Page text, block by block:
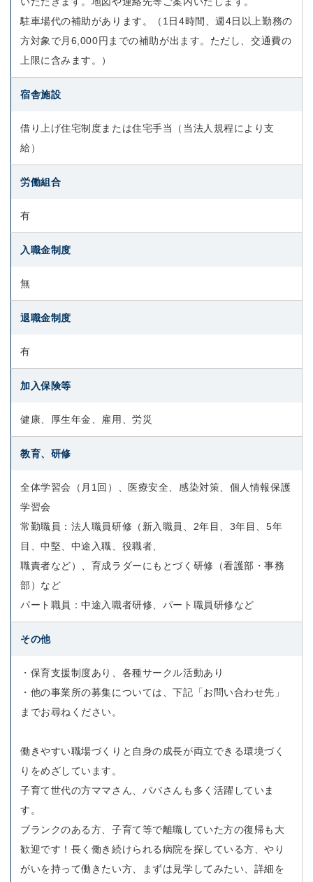
駐車場代の補助があります。（1日4時間、週4日以上勤務の
方対象で月6,000円までの補助が出ます。ただし、交通費の
上限に含みます。）
宿舎施設
借り上げ住宅制度または住宅手当（当法人規程により支
給）
労働組合
有
入職金制度
無
退職金制度
有
加入保険等
健康、厚生年金、雇用、労災
教育、研修
全体学習会（月1回）、医療安全、感染対策、個人情報保護
学習会
常勤職員：法人職員研修（新入職員、2年目、3年目、5年
目、中堅、中途入職、役職者、
職責者など）、育成ラダーにもとづく研修（看護部・事務
部）など
パート職員：中途入職者研修、パート職員研修など
その他
・保育支援制度あり、各種サークル活動あり
・他の事業所の募集については、下記「お問い合わせ先」
までお尋ねください。
働きやすい職場づくりと自身の成長が両立できる環境づく
りをめざしています。
子育て世代の方ママさん、パパさんも多く活躍していま
す。
ブランクのある方、子育て等で離職していた方の復帰も大
歓迎です！長く働き続けられる病院を探している方、やり
がいを持って働きたい方、まずは見学してみたい、詳細を